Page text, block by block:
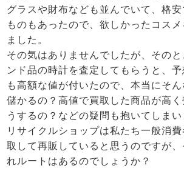
グラスや財布なども並んでいて、格
ものもあったので、欲しかったコス
ました。
その気はありませんでしたが、その
ンド品の時計を査定してもらうと、予
も高額な値が付いたので、本当にそ
儲かるの？高値で買取した商品が高
うするの？などの疑問も抱いてしまい
リサイクルショップは私たち一般消
取して再販していると思うのですが、
れルートはあるのでしょうか？